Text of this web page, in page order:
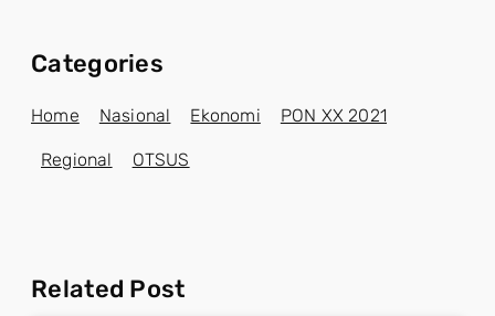
Categories
Home Nasional Ekonomi PON XX 2021
Regional OTSUS
Related Post